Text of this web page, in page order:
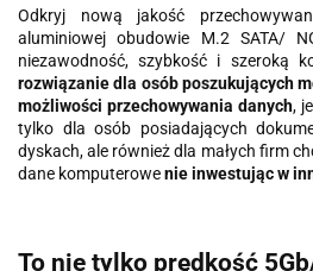
Odkryj nową jakość
aluminiowej obudowie M.2 SATA/
niezawodność, szybkość i szeroką
rozwiązanie dla osób poszukujących
możliwości przechowywania danych,
tylko dla osób posiadających
dyskach, ale również dla małych firm
dane komputerowenie inwestując w
To nie tylko prędkość